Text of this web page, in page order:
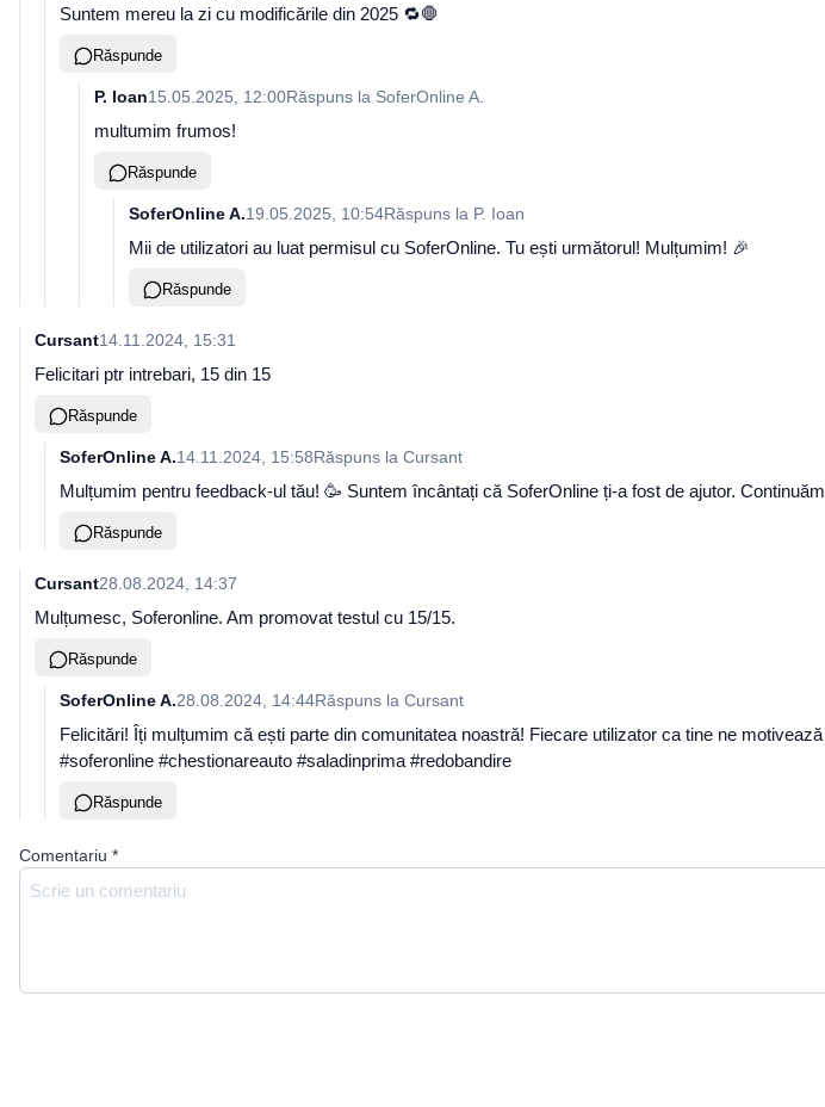
Suntem mereu la zi cu modificările din 2025 🔁🛑
Răspunde
P. Ioan15.05.2025, 12:00Răspuns la SoferOnline A.
multumim frumos!
Răspunde
SoferOnline A.19.05.2025, 10:54Răspuns la P. Ioan
Mii de utilizatori au luat permisul cu SoferOnline. Tu ești următorul! Mulțumim! 🎉
Răspunde
Cursant14.11.2024, 15:31
Felicitari ptr intrebari, 15 din 15
Răspunde
SoferOnline A.14.11.2024, 15:58Răspuns la Cursant
Mulțumim pentru feedback-ul tău! 🥳 Suntem încântați că SoferOnline ți-a fost de ajutor.
Răspunde
Cursant28.08.2024, 14:37
Mulțumesc, Soferonline. Am promovat testul cu 15/15.
Răspunde
SoferOnline A.28.08.2024, 14:44Răspuns la Cursant
Felicitări! Îți mulțumim că ești parte din comunitatea noastră! Fiecare utilizator ca tine ne
#soferonline #chestionareauto #saladinprima #redobandire
Răspunde
Comentariu *